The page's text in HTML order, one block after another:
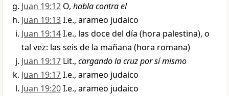
Juan 19:12 O, habla contra el
Juan 19:13I.e., arameo judaico
Juan 19:14I.e., las doce del día (hora palestina), o
tal vez: las seis de la mañana (hora romana)
Juan 19:17 Lit., cargando la cruz por sí mismo
Juan 19:17I.e., arameo judaico
Juan 19:20I.e., arameo judaico